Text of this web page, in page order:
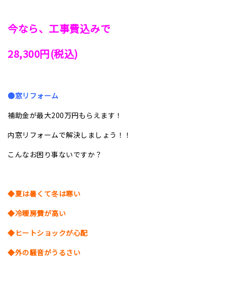
今なら、工事費込みで
28,300円(税込)
●窓リフォーム
補助金が最大200万円もらえます！
内窓リフォームで解決しましょう！！
こんなお困り事ないですか？
◆夏は暑くて冬は寒い
◆冷暖房費が高い
◆ヒートショックが心配
◆外の騒音がうるさい